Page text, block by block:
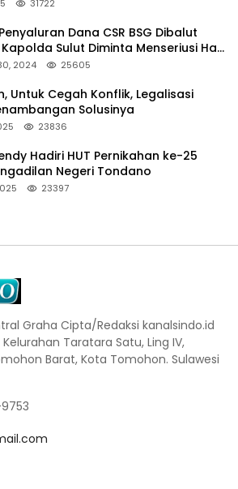
31722
Dana CSR BSG Dibalut
Sulut Diminta Menseriusi Hal
2024 25605
Untuk Cegah Konflik, Legalisasi
Solusinya
23836
Hadiri HUT Pernikahan ke-25
Negeri Tondano
23397
Graha Cipta/Redaksi kanalsindo.id
Taratara Satu, Ling IV,
Barat, Kota Tomohon. Sulawesi